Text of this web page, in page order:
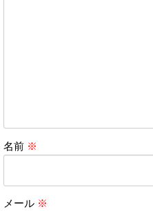
名前 ※
メール ※